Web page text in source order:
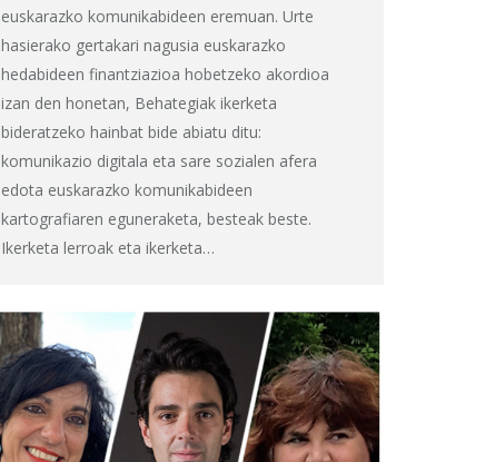
euskarazko komunikabideen eremuan. Urte
hasierako gertakari nagusia euskarazko
hedabideen finantziazioa hobetzeko akordioa
izan den honetan, Behategiak ikerketa
bideratzeko hainbat bide abiatu ditu:
komunikazio digitala eta sare sozialen afera
edota euskarazko komunikabideen
kartografiaren eguneraketa, besteak beste.
Ikerketa lerroak eta ikerketa…